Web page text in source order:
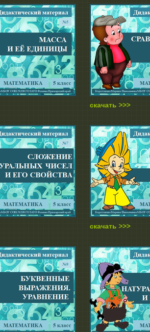
скачать >>>
скачать >>>